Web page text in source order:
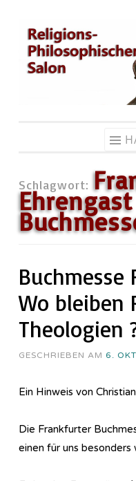
Zum
Inhalt
springen
Schlagwort:
Ehrengast
Buchmesse
Wo bleiben
Theologien
GESCHRIEBEN AM 6.
Ein Hinweis von
Die Frankfurter
einen für uns besonders